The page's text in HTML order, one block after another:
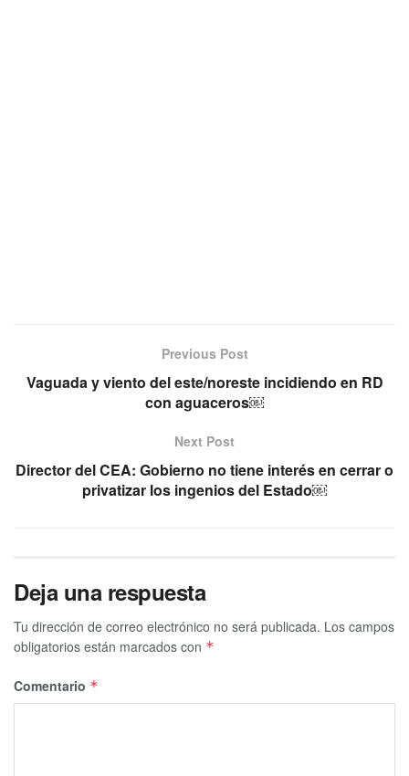
Previous Post
Vaguada y viento del este/noreste incidiendo en RD
con aguaceros￼
Next Post
Director del CEA: Gobierno no tiene interés en cerrar o
privatizar los ingenios del Estado￼
Deja una respuesta
Tu dirección de correo electrónico no será publicada. Los campos
obligatorios están marcados con *
Comentario *